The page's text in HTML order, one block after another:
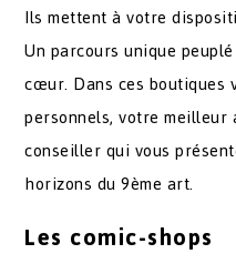
Ils mettent à votre
Un parcours unique
cœur. Dans ces boutiques
personnels, votre
conseiller qui vous
horizons du 9ème art.
Les comic-shops